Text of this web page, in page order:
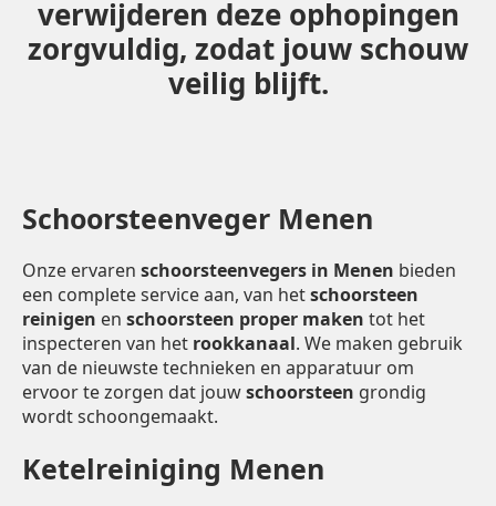
verwijderen deze ophopingen
zorgvuldig, zodat jouw schouw
veilig blijft.
Schoorsteenveger Menen
Onze ervaren schoorsteenvegers in Menen bieden
een complete service aan, van hetschoorsteen
reinigen en schoorsteen proper maken tot het
inspecteren van het rookkanaal. We maken gebruik
van de nieuwste technieken en apparatuur om
ervoor te zorgen dat jouwschoorsteen grondig
wordt schoongemaakt.
Ketelreiniging Menen